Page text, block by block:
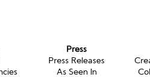
Press
Press Releases
As Seen In